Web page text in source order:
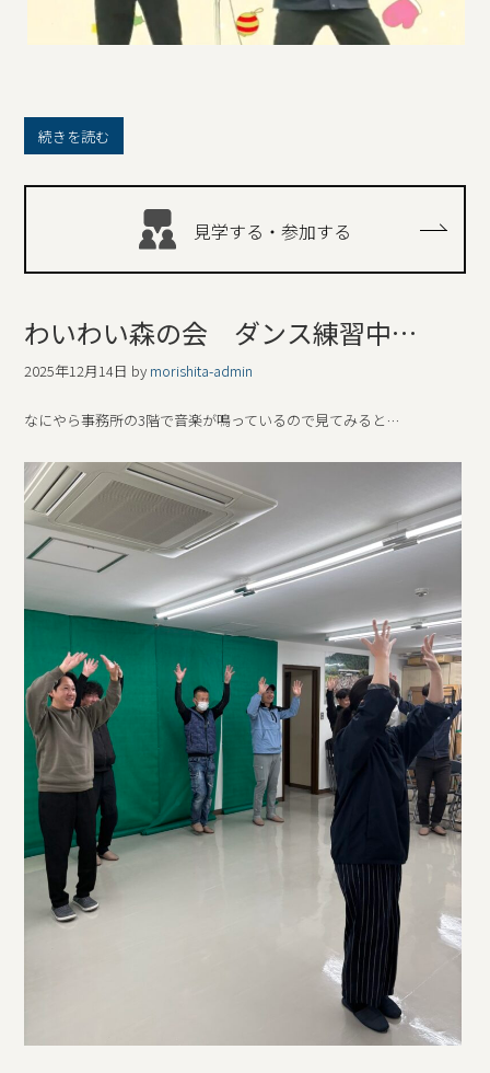
続きを読む
見学する・参加する
わいわい森の会 ダンス練習中…
2025年12月14日 by morishita-admin
なにやら事務所の3階で音楽が鳴っているので見てみると…